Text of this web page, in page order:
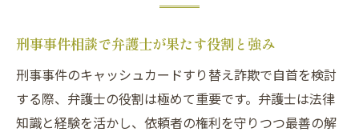
刑事事件相談で弁護士が果たす役割と強み
刑事事件のキャッシュカードすり替え詐欺で自首を検討
する際、弁護士の役割は極めて重要です。弁護士は法律
知識と経験を活かし、依頼者の権利を守りつつ最善の解